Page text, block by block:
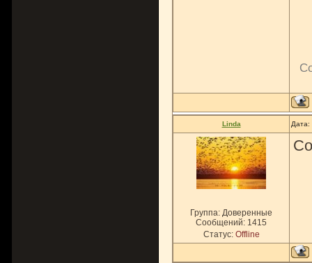
Linda
Группа: Доверенные
Сообщений: 1415
Статус: Offline